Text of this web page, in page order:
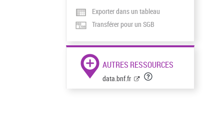
Exporter dans un tableau
Transférer pour un SGB
AUTRES RESSOURCES
data.bnf.fr